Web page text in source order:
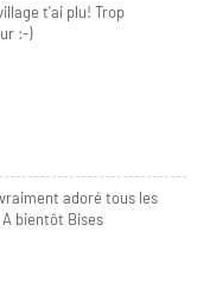
t'ai plu! Trop
:-)
adoré tous les
bientôt Bises